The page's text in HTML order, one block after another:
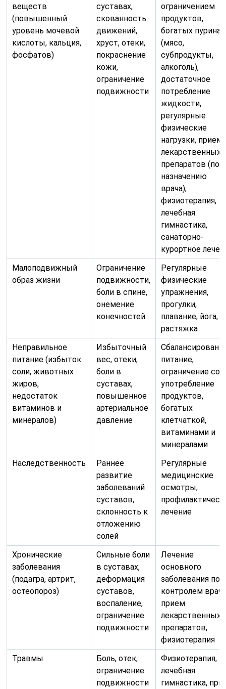
веществ
(повышенный
уровень мочевой
кислоты, кальция,
фосфатов)
суставах,
скованность
движений,
хруст, отеки,
покраснение
кожи,
ограничение
подвижности
ограничением
продуктов,
богатых
(мясо,
субпродукты,
алкоголь),
достаточное
потребление
жидкости,
регулярные
физические
нагрузки, прием
лекарственных
препаратов (по
назначению
врача),
физиотерапия,
лечебная
гимнастика,
санаторно-
курортное
Малоподвижный
образ жизни
Ограничение
подвижности,
боли в спине,
онемение
конечностей
Регулярные
физические
упражнения,
прогулки,
плавание, йога,
растяжка
Неправильное
питание (избыток
соли, животных
жиров,
недостаток
витаминов и
минералов)
Избыточный
вес, отеки,
боли в
суставах,
повышенное
артериальное
давление
питание,
ограничение
употребление
продуктов,
богатых
клетчаткой,
витаминами и
минералами
Наследственность
Раннее
развитие
заболеваний
суставов,
склонность к
отложению
солей
Регулярные
медицинские
осмотры,
лечение
Хронические
заболевания
(подагра, артрит,
остеопороз)
Сильные боли
в суставах,
деформация
суставов,
воспаление,
ограничение
подвижности
Лечение
основного
заболевания под
контролем
прием
лекарственных
препаратов,
физиотерапия
Травмы
Боль, отек,
ограничение
подвижности
Физиотерапия,
лечебная
гимнастика,